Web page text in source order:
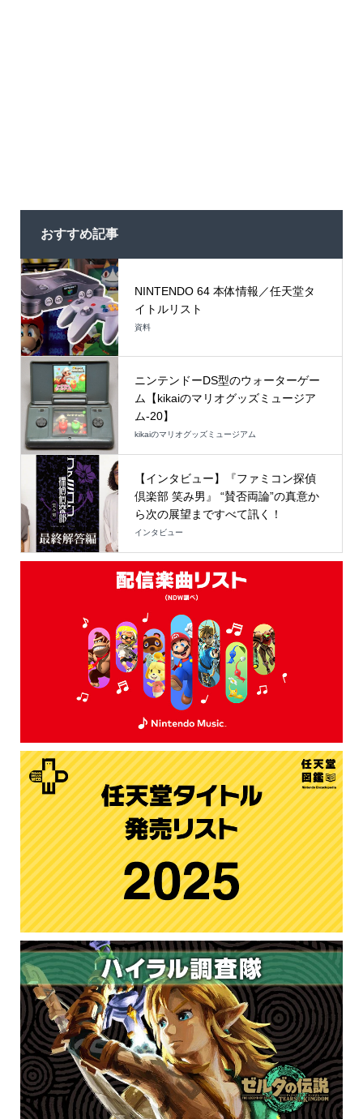
おすすめ記事
NINTENDO 64 本体情報／任天堂タ
イトルリスト
資料
ニンテンドーDS型のウォーターゲー
ム【kikaiのマリオグッズミュージア
ム-20】
kikaiのマリオグッズミュージアム
【インタビュー】『ファミコン探偵
倶楽部 笑み男』 “賛否両論”の真意か
ら次の展望まですべて訊く！
インタビュー